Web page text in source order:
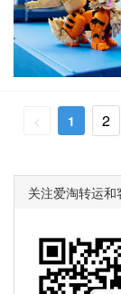
< 1 2
关注爱淘转运和